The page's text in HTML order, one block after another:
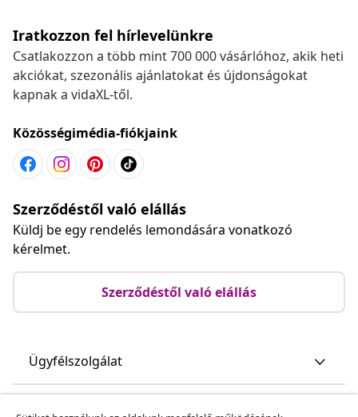
Iratkozzon fel hírlevelünkre
Csatlakozzon a több mint 700 000 vásárlóhoz, akik heti
akciókat, szezonális ajánlatokat és újdonságokat
kapnak a vidaXL-től.
Közösségimédia-fiókjaink
Szerződéstől való elállás
Küldj be egy rendelés lemondására vonatkozó
kérelmet.
Szerződéstől való elállás
Ügyfélszolgálat